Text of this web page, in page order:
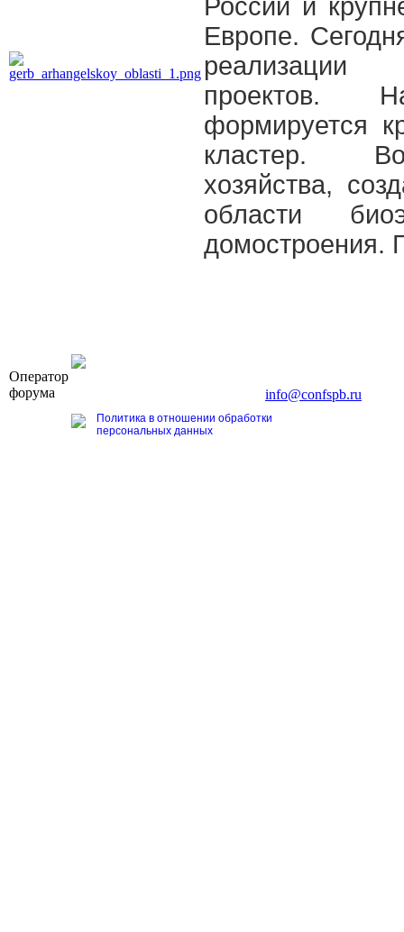
России и
Европе.
реализации
проектов.
формируется
кластер.
хозяйства,
области
домостроения.
Оператор
форума
info@confspb.ru
Политика в отношении обработки
персональных данных